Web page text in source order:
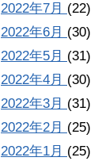
2022年7月 (22)
2022年6月 (30)
2022年5月 (31)
2022年4月 (30)
2022年3月 (31)
2022年2月 (25)
2022年1月 (25)